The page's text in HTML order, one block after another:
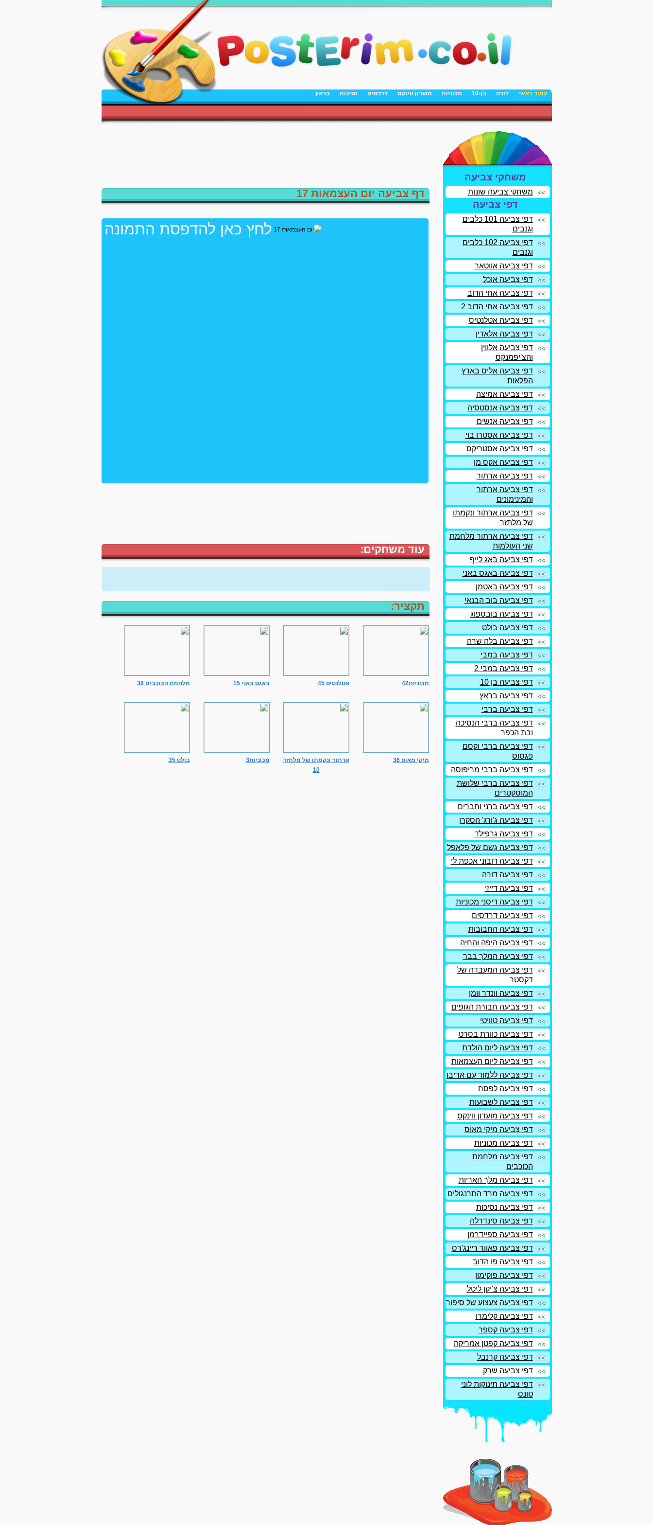
עמוד ראשי דורה בן-10 מכוניות מועדון ווינקס דרדסים נסיכות בראץ
משחקי צביעה
משחקי צביעה שונות
דפי צביעה
דפי צביעה 101 כלבים
וגנבים
דפי צביעה 102 כלבים
וגנבים
דפי צביעה אווטאר
דפי צביעה אוכל
דפי צביעה אחי הדוב
דפי צביעה אחי הדוב 2
דפי צביעה אטלנטיס
דפי צביעה אלאדין
דפי צביעה אלווין
והצ'יפמנקס
דפי צביעה אליס בארץ
הפלאות
דפי צביעה אמיצה
דפי צביעה אנסטסיה
דפי צביעה אנשים
דפי צביעה אסטרו בוי
דפי צביעה אסטריקס
דפי צביעה אקס מן
דפי צביעה ארתור
דפי צביעה ארתור
והמינימונים
דפי צביעה ארתור ונקמתו
של מלתזר
דפי צביעה ארתור מלחמת
שני העולמות
דפי צביעה באג לייף
דפי צביעה באגס באני
דפי צביעה באטמן
דפי צביעה בוב הבנאי
דפי צביעה בובספוג
דפי צביעה בולט
דפי צביעה בלה שרה
דפי צביעה במבי
דפי צביעה במבי 2
דפי צביעה בן 10
דפי צביעה בראץ
דפי צביעה ברבי
דפי צביעה ברבי הנסיכה
ובת הכפר
דפי צביעה ברבי וקסם
פגסוס
דפי צביעה ברבי מריפוסה
דפי צביעה ברבי שלושת
המוסקטרים
דפי צביעה ברני וחברים
דפי צביעה ג'ורג' הסקרן
דפי צביעה גרפילד
דפי צביעה גשם של פלאפל
דפי צביעה דובוני אכפת לי
דפי צביעה דורה
דפי צביעה דייזי
דפי צביעה דיסני מכוניות
דפי צביעה דרדסים
דפי צביעה החבובות
דפי צביעה היפה והחיה
דפי צביעה המלך בבר
דפי צביעה המעבדה של
דקסטר
דפי צביעה וונדר וומן
דפי צביעה חבורת הגופים
דפי צביעה טוויטי
דפי צביעה כוורת בסרט
דפי צביעה ליום הולדת
דפי צביעה ליום העצמאות
דפי צביעה ללמוד עם אדיבו
דפי צביעה לפסח
דפי צביעה לשבועות
דפי צביעה מועדון ווינקס
דפי צביעה מיקי מאוס
דפי צביעה מכוניות
דפי צביעה מלחמת
הכוכבים
דפי צביעה מלך האריות
דפי צביעה מרד התרנגולים
דפי צביעה נסיכות
דפי צביעה סינדרלה
דפי צביעה ספיידרמן
דפי צביעה פאוור ריינג'רס
דפי צביעה פו הדוב
דפי צביעה פוקימון
דפי צביעה צ'יקן ליטל
דפי צביעה צעצוע של סיפור
דפי צביעה קלימרו
דפי צביעה קספר
דפי צביעה קפטן אמריקה
דפי צביעה קרנבל
דפי צביעה שרק
דפי צביעה תינוקות לוני
טונס
דף צביעה יום העצמאות 17
לחץ כאן להדפסת התמונה
תקציר:
עוד משחקים:
מכוניות42 אטלנטיס 45 באגס באני 15 מלחמת הכוכבים 38
מיקי מאוס 36
ארתור ונקמתו של מלתזר
10
מכוניות3 בולט 35